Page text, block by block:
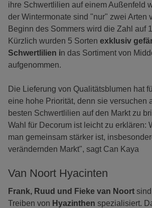
ihre Schwertlilien auf einem Außenfeld
der Wintermonate sind "nur" zwei Arten
Beginn des Sommers wird die Zahl auf
Kürzlich wurden 5 Sorten exklusiv
Schwertlilien in das Sortiment von
aufgenommen.
Die Lieferung von Qualitätsblumen hat
eine hohe Priorität, denn sie versuchen
besten Schwertlilien auf den Markt zu
Wahl für Decorum ist leicht zu erklären:
man gemeinsam stärker ist,
verändernden Markt", sagt Can Kaya
Van Noort Hyacinten
Frank, Ruud und Fieke van Noort
Treiben von Hyazinthen spezialisiert.